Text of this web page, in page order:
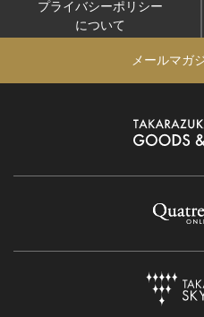
プライバシーポリシー
について
メールマガ